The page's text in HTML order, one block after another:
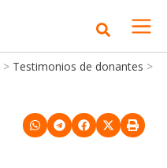
> Testimonios de donantes >